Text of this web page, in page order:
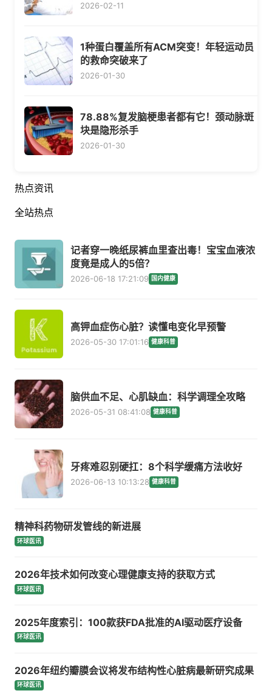
2026-02-11
1种蛋白覆盖所有ACM突变！年轻运动员
的救命突破来了
2026-01-30
78.88%复发脑梗患者都有它！颈动脉斑
块是隐形杀手
2026-01-30
热点资讯
全站热点
记者穿一晚纸尿裤血里查出毒！宝宝血液浓
度竟是成人的5倍？
2026-06-18 17:21:09 国内健康
高钾血症伤心脏？读懂电变化早预警
2026-05-30 17:01:16 健康科普
脑供血不足、心肌缺血：科学调理全攻略
2026-05-31 08:41:08 健康科普
牙疼难忍别硬扛：8个科学缓痛方法收好
2026-06-13 10:13:28 健康科普
精神科药物研发管线的新进展
环球医讯
2026年技术如何改变心理健康支持的获取方式
环球医讯
2025年度索引：100款获FDA批准的AI驱动医疗设备
环球医讯
2026年纽约瓣膜会议将发布结构性心脏病最新研究成果
环球医讯